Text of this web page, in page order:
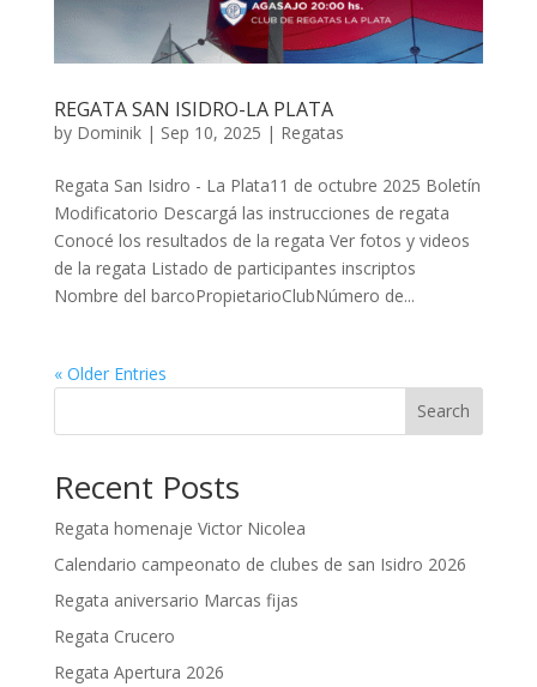
REGATA SAN ISIDRO-LA PLATA
by Dominik| Sep 10, 2025 | Regatas
Regata San Isidro - La Plata11 de octubre 2025 Boletín
Modificatorio Descargá las instrucciones de regata
Conocé los resultados de la regata Ver fotos y videos
de la regata Listado de participantes inscriptos
Nombre del barcoPropietarioClubNúmero de...
« Older Entries
Search
Recent Posts
Regata homenaje Victor Nicolea
Calendario campeonato de clubes de san Isidro 2026
Regata aniversario Marcas fijas
Regata Crucero
Regata Apertura 2026